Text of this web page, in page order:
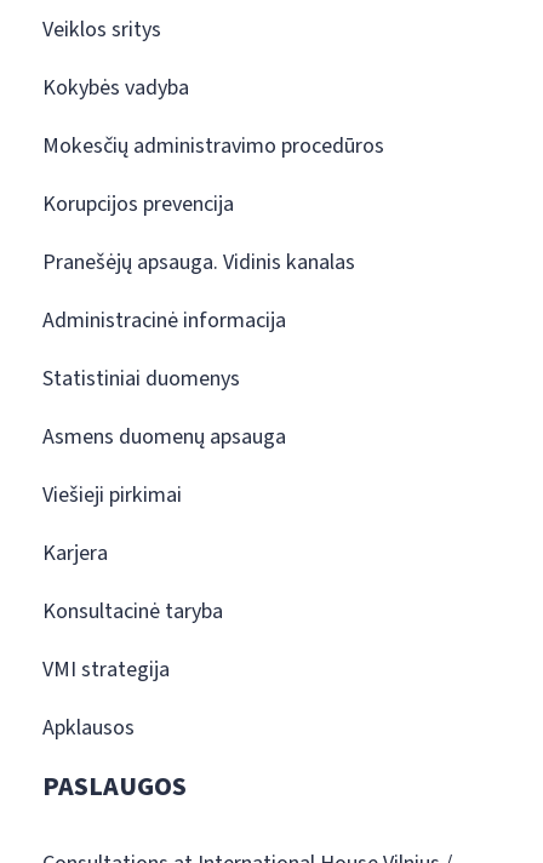
Veiklos sritys
Kokybės vadyba
Mokesčių administravimo procedūros
Korupcijos prevencija
Pranešėjų apsauga. Vidinis kanalas
Administracinė informacija
Statistiniai duomenys
Asmens duomenų apsauga
Viešieji pirkimai
Karjera
Konsultacinė taryba
VMI strategija
Apklausos
PASLAUGOS